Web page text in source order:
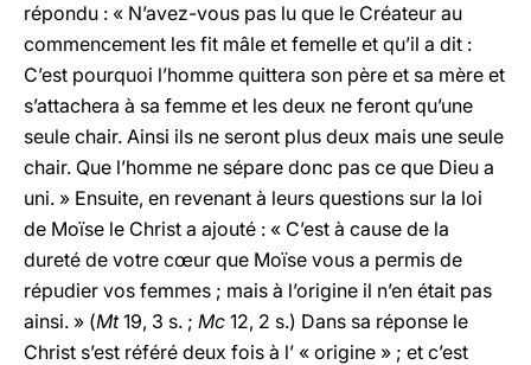
répondu : « N’avez-vous pas lu que le Créateur au
commencement les fit mâle et femelle et qu’il a dit :
C’est pourquoi l’homme quittera son père et sa mère et
s’attachera à sa femme et les deux ne feront qu’une
seule chair. Ainsi ils ne seront plus deux mais une seule
chair. Que l’homme ne sépare donc pas ce que Dieu a
uni. » Ensuite, en revenant à leurs questions sur la loi
de Moïse le Christ a ajouté : « C’est à cause de la
dureté de votre cœur que Moïse vous a permis de
répudier vos femmes ; mais à l’origine il n’en était pas
ainsi. » (Mt19, 3 s. ; Mc 12, 2 s.) Dans sa réponse le
Christ s’est référé deux fois à l’ « origine » ; et c’est